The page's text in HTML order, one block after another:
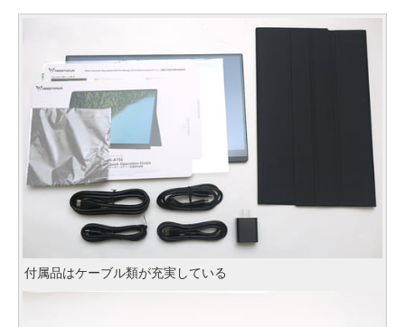
付属品はケーブル類が充実している